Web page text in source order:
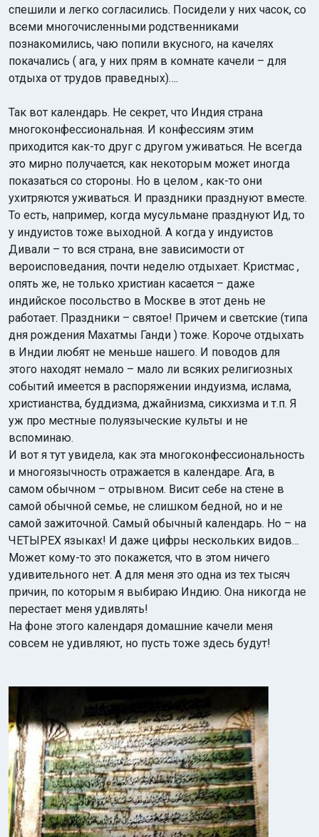
спешили и легко согласились. Посидели у них часок, со
всеми многочисленными родственниками
познакомились, чаю попили вкусного, на качелях
покачались ( ага, у них прям в комнате качели – для
отдыха от трудов праведных)….
Так вот календарь. Не секрет, что Индия страна
многоконфессиональная. И конфессиям этим
приходится как-то друг с другом уживаться. Не всегда
это мирно получается, как некоторым может иногда
показаться со стороны. Но в целом , как-то они
ухитряются уживаться. И праздники празднуют вместе.
То есть, например, когда мусульмане празднуют Ид, то
у индуистов тоже выходной. А когда у индуистов
Дивали – то вся страна, вне зависимости от
вероисповедания, почти неделю отдыхает. Кристмас ,
опять же, не только христиан касается – даже
индийское посольство в Москве в этот день не
работает. Праздники – святое! Причем и светские (типа
дня рождения Махатмы Ганди ) тоже. Короче отдыхать
в Индии любят не меньше нашего. И поводов для
этого находят немало – мало ли всяких религиозных
событий имеется в распоряжении индуизма, ислама,
христианства, буддизма, джайнизма, сикхизма и т.п. Я
уж про местные полуязыческие культы и не
вспоминаю.
И вот я тут увидела, как эта многоконфессиональность
и многоязычность отражается в календаре. Ага, в
самом обычном – отрывном. Висит себе на стене в
самой обычной семье, не слишком бедной, но и не
самой зажиточной. Самый обычный календарь. Но – на
ЧЕТЫРЕХ языках! И даже цифры нескольких видов…
Может кому-то это покажется, что в этом ничего
удивительного нет. А для меня это одна из тех тысяч
причин, по которым я выбираю Индию. Она никогда не
перестает меня удивлять!
На фоне этого календаря домашние качели меня
совсем не удивляют, но пусть тоже здесь будут!